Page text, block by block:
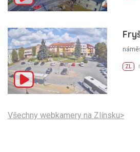
ZL
Všechny webkamery na Zlínsku>